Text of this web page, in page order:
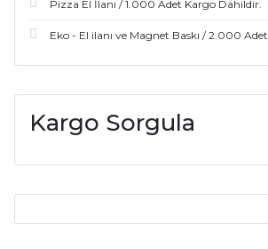
Pizza El İlanı / 1.000 Adet Kargo Dahildir.
Eko - El ilanı ve Magnet Baskı / 2.000 Adet
Kargo Sorgula